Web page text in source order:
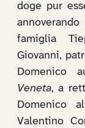
doge pur
famiglia
Giovanni,
Domenico
Veneta, a
Domenico
Valentino